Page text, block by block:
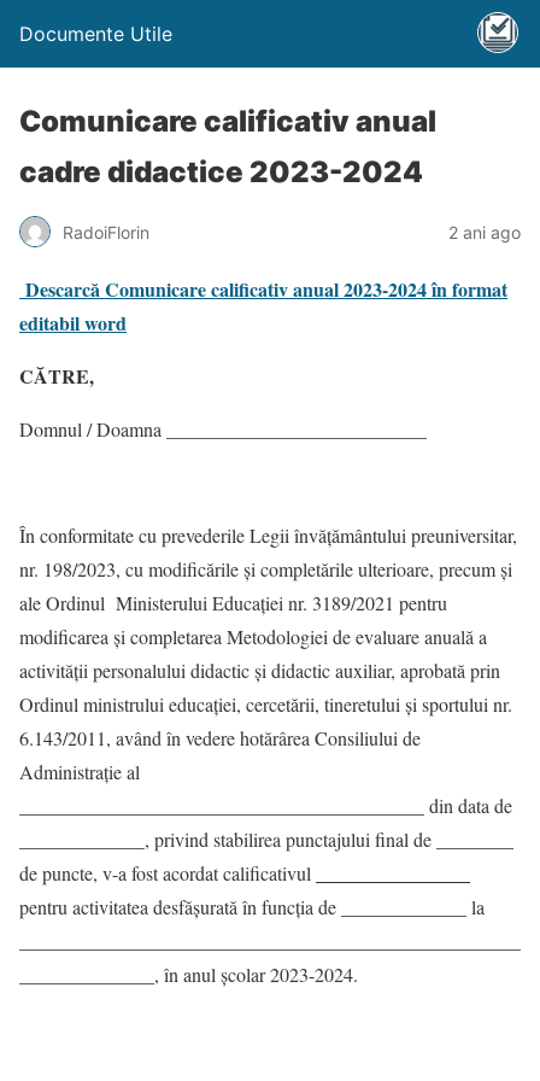
Documente Utile
Comunicare calificativ anual
cadre didactice 2023-2024
RadoiFlorin 2 ani ago
Descarcă Comunicare calificativ anual 2023-2024 în format
editabil word
CĂTRE,
Domnul / Doamna ___________________________
În conformitate cu prevederile Legii învățământului preuniversitar,
nr. 198/2023, cu modificările și completările ulterioare, precum și
ale Ordinul Ministerului Educației nr. 3189/2021 pentru
modificarea şi completarea Metodologiei de evaluare anuală a
activităţii personalului didactic şi didactic auxiliar, aprobată prin
Ordinul ministrului educaţiei, cercetării, tineretului şi sportului nr.
6.143/2011, având în vedere hotărârea Consiliului de
Administrație al
__________________________________________ din data de
_____________, privind stabilirea punctajului final de ________
de puncte, v-a fost acordat calificativul
pentru activitatea desfășurată în funcția de _____________ la
______________, în anul școlar 2023-2024.